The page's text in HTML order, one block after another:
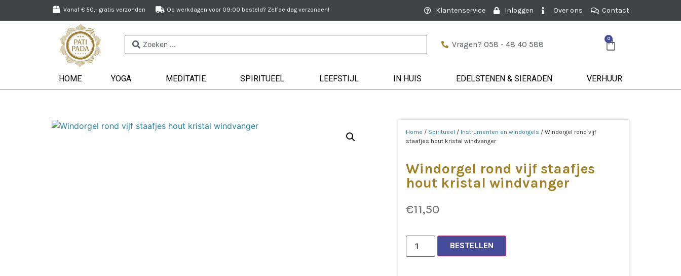
Vanaf € 50,- gratis verzonden Op werkdagen voor 09:00 besteld? Zelfde dag verzonden! Klantenservice Inloggen Over ons Contact
Vragen? 058 - 48 40 588
0
HOME YOGA MEDITATIE SPIRITUEEL LEEFSTIJL IN HUIS EDELSTENEN & SIERADEN VERHUUR
Home / Spiritueel / Instrumenten en windorgels / Windorgel rond vijf
staafjes hout kristal windvanger
Windorgel rond vijf staafjes
hout kristal windvanger
€11,50
BESTELLEN